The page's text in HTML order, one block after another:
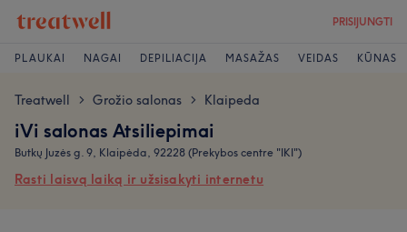
PRISIJUNGTI
PLAUKAI NAGAI DEPILIACIJA MASAŽAS VEIDAS KŪNAS
Treatwell > Grožio salonas > Klaipeda
iVi salonas Atsiliepimai
Butkų Juzės g. 9, Klaipėda, 92228 (Prekybos centre "IKI")
Rasti laisvą laiką ir užsisakyti internetu